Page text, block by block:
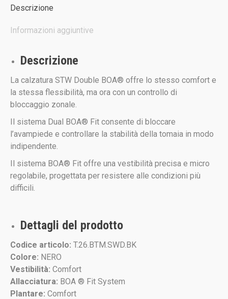
Descrizione
Informazioni aggiuntive
Descrizione
La calzatura STW Double BOA® offre lo stesso comfort e
la stessa flessibilità, ma ora con un controllo di
bloccaggio zonale.
Il sistema Dual BOA® Fit consente di bloccare
l’avampiede e controllare la stabilità della tomaia in modo
indipendente.
Il sistema BOA® Fit offre una vestibilità precisa e micro
regolabile, progettata per resistere alle condizioni più
difficili.
Dettagli del prodotto
Codice articolo: T.26.BTM.SWD.BK
Colore: NERO
Vestibilità: Comfort
Allacciatura: BOA ® Fit System
Plantare: Comfort